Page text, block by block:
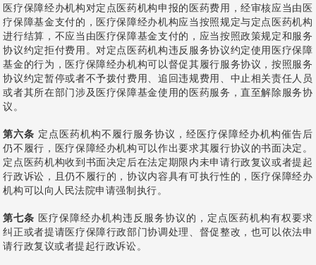
医疗保障经办机构对定点医药机构申报的医药费用，经审核应当由医
疗保障基金支付的，医疗保障经办机构应当按照规定与定点医药机构
进行结算，不应当由医疗保障基金支付的，应当按照政策规定和服务
协议约定拒付费用。对定点医药机构违反服务协议约定使用医疗保障
基金的行为，医疗保障经办机构可以督促其履行服务协议，按照服务
协议约定暂停或者不予拨付费用、追回违规费用、中止相关责任人员
或者其所在部门涉及医疗保障基金使用的医药服务，直至解除服务协
议。
第六条 定点医药机构不履行服务协议，经医疗保障经办机构催告后
仍不履行，医疗保障经办机构可以作出要求其履行协议的书面决定。
定点医药机构收到书面决定后在法定期限内未申请行政复议或者提起
行政诉讼，且仍不履行的，协议内容具有可执行性的，医疗保障经办
机构可以向人民法院申请强制执行。
第七条 医疗保障经办机构违反服务协议的，定点医药机构有权要求
纠正或者提请医疗保障行政部门协调处理、督促整改，也可以依法申
请行政复议或者提起行政诉讼。